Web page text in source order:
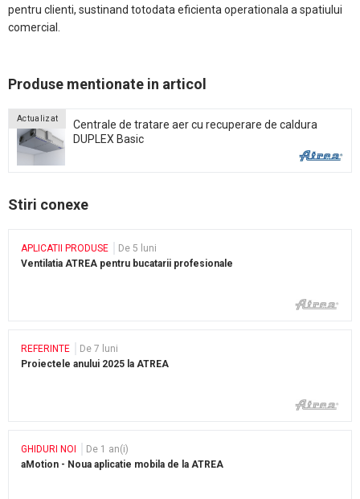
pentru clienti, sustinand totodata eficienta operationala a spatiului
comercial.
Produse mentionate in articol
Actualizat
Centrale de tratare aer cu recuperare de caldura
DUPLEX Basic
Stiri conexe
APLICATII PRODUSE
De 5 luni
Ventilatia ATREA pentru bucatarii profesionale
REFERINTE
De 7 luni
Proiectele anului 2025 la ATREA
GHIDURI NOI
De 1 an(i)
aMotion - Noua aplicatie mobila de la ATREA